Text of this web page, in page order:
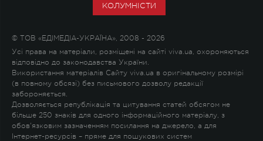
КОЛУМНІСТИ
© ТОВ «ЕДІМЕДІА-УКРАЇНА», 2008 - 2026
Усі права на матеріали, розміщені на сайті viva.ua, охороняються
відповідно до законодавства України.
Використання матеріалів Сайту viva.ua в оригінальному розмірі
(в повному обсязі) без письмового дозволу редакції
забороняється.
Дозволяється републікація та цитування статей обсягом не
більше 250 знаків для одного інформаційного матеріалу, з
обов'язковим зазначенням посилання на джерело, а для
Інтернет-ресурсів – пряме для пошукових систем